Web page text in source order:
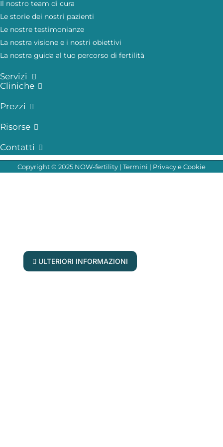
Il nostro team di cura
Le storie dei nostri pazienti
Le nostre testimonianze
La nostra visione e i nostri obiettivi
La nostra guida al tuo percorso di fertilità
Servizi
Cliniche
Prezzi
Risorse
Contatti
Copyright © 2025 NOW-fertility | Termini | Privacy e Cookie
ULTERIORI INFORMAZIONI